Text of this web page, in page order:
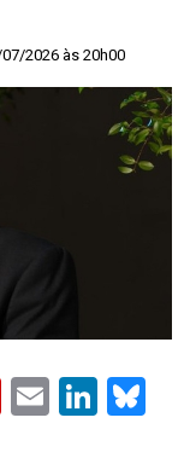
2026 às 20h00
Fli
p
E
m
Li
n